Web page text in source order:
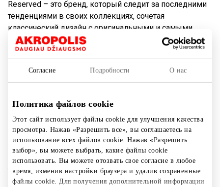
Согласие Подробности О нас
Политика файлов cookie
Этот сайт использует файлы cookie для улучшения качества
просмотра. Нажав «Разрешить все», вы соглашаетесь на
использование всех файлов cookie. Нажав «Разрешить
выбор», вы можете выбрать, какие файлы cookie
использовать. Вы можете отозвать свое согласие в любое
время, изменив настройки браузера и удалив сохраненные
файлы cookie. Для получения дополнительной информации
Reserved – это бренд, который следит за последними
тенденциями в своих коллекциях, сочетая
классический дизайн с оригинальными и самыми
новыми модными предложениями. Он черпает
вдохновение из мультикультурализма больших
повседневной жизни Токио или Сеула. Предложение
линии. Покупатели также могут найти одежду унисекс
и богатый ассортимент для беременных. Reserved –
это множество коллекций, которые отражают
последние тенденции, как минималистские, так и
класса премиум отличного качества. Создавая
коллекции, бренд прилагает большие усилия для
тестирования новых решений в области устойчивой
моды и постепенно увеличивает долю экологически